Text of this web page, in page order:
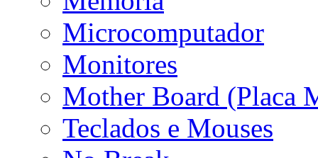
Microcomputador
Monitores
Mother Board (Placa
Teclados e Mouses